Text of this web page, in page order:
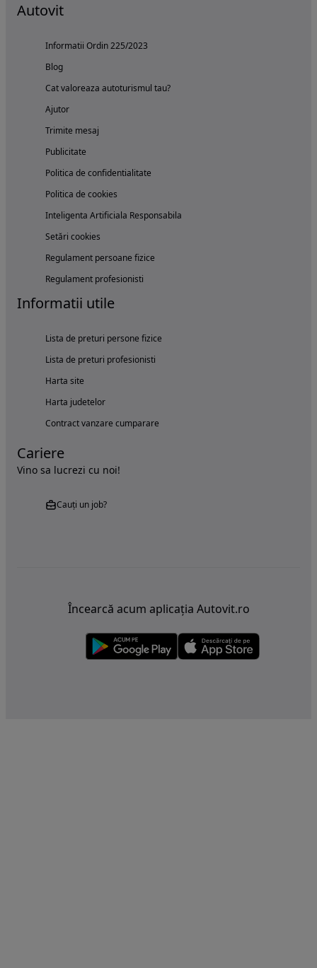
Autovit
Informatii Ordin 225/2023
Blog
Cat valoreaza autoturismul tau?
Ajutor
Trimite mesaj
Publicitate
Politica de confidentialitate
Politica de cookies
Inteligenta Artificiala Responsabila
Setări cookies
Regulament persoane fizice
Regulament profesionisti
Informatii utile
Lista de preturi persone fizice
Lista de preturi profesionisti
Harta site
Harta judetelor
Contract vanzare cumparare
Cariere
Vino sa lucrezi cu noi!
Cauți un job?
Încearcă acum aplicația Autovit.ro